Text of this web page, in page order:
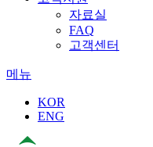
자료실
FAQ
고객센터
메뉴
KOR
ENG